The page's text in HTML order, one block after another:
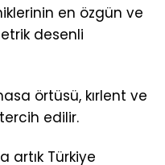
en özgün ve
desenli
örtüsü, kırlent ve
edilir.
artık Türkiye